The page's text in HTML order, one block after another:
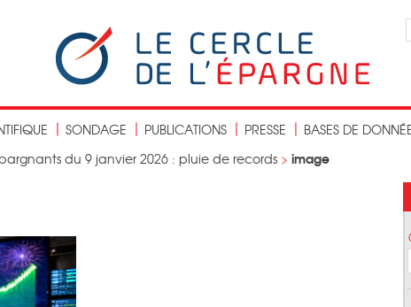
SONDAGE PUBLICATIONS PRESSE
BASES DE
du 9 janvier 2026 : pluie de records > image